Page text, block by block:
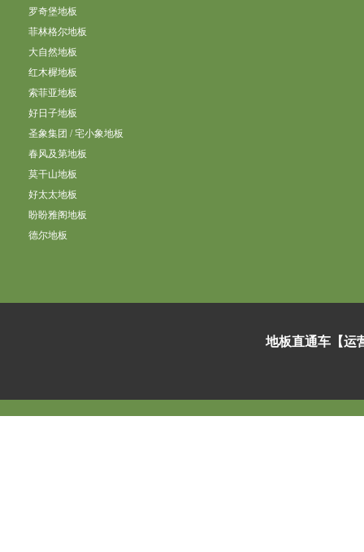
罗奇堡地板
菲林格尔地板
大自然地板
红木樨地板
索菲亚地板
好日子地板
圣象集团 / 宅小象地板
春风及第地板
莫干山地板
好太太地板
盼盼雅阁地板
德尔地板
地板直通车【运